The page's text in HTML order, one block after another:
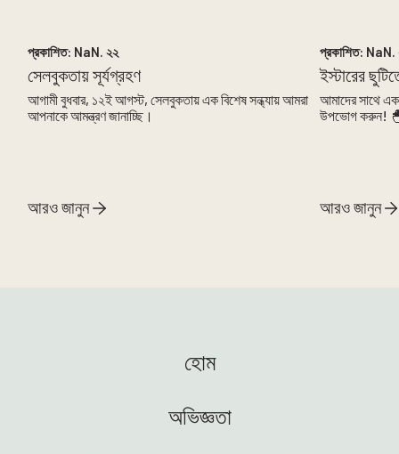
প্রকাশিত: NaN. ২২
সেলবুকতায় সূর্যগ্রহণ
আগামী বুধবার, ১২ই আগস্ট, সেলবুকতায় এক বিশেষ সন্ধ্যায় আমরা
আপনাকে আমন্ত্রণ জানাচ্ছি।
আরও জানুন
প্রকাশিত: NaN.
ইস্টারের
আমাদের সাথে
উপভোগ করুন!
আরও জানুন
হোম
অভিজ্ঞতা